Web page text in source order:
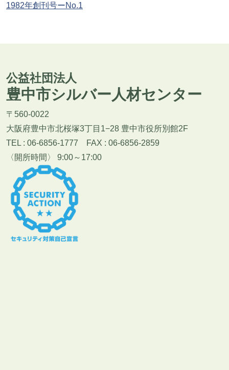
1982年創刊号ーNo.1
公益社団法人
豊中市シルバー人材センター
〒560-0022
大阪府豊中市北桜塚3丁目1−28 豊中市役所別館2F
TEL : 06-6856-1777 FAX : 06-6856-2859
〈開所時間〉 9:00～17:00